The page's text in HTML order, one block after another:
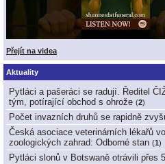
Přejít na videa
Aktuality
Pytláci a pašeráci se radují. Ředitel
tým, potírající obchod s ohrože (2)
Počet invazních druhů se rapidně
Česká asociace veterinárních lékařů
zoologických zahrad: Odborné stan (1 )
Pytláci slonů v Botswaně otrávili přes